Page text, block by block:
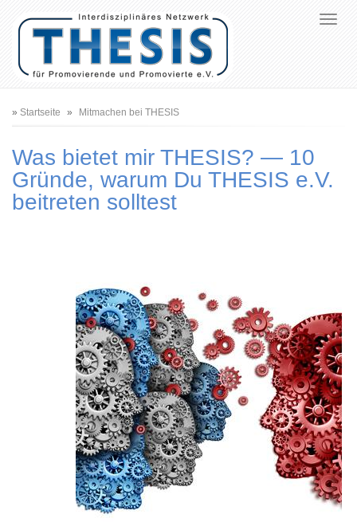
Pfadnavigation
Startseite Mitmachen bei THESIS
Was bietet mir THESIS? — 10
Gründe, warum Du THESIS e.V.
beitreten solltest